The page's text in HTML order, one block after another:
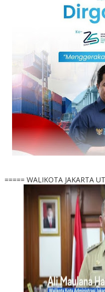
===== WALIKOTA JAKARTA